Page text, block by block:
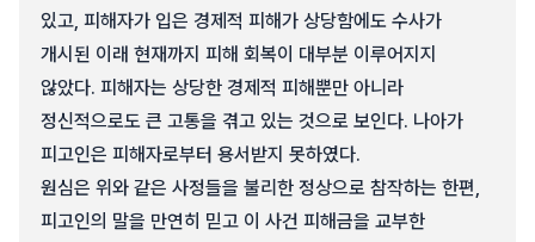
있고, 피해자가 입은 경제적 피해가 상당함에도 수사가
개시된 이래 현재까지 피해 회복이 대부분 이루어지지
않았다. 피해자는 상당한 경제적 피해뿐만 아니라
정신적으로도 큰 고통을 겪고 있는 것으로 보인다. 나아가
피고인은 피해자로부터 용서받지 못하였다.
원심은 위와 같은 사정들을 불리한 정상으로 참작하는 한편,
피고인의 말을 만연히 믿고 이 사건 피해금을 교부한